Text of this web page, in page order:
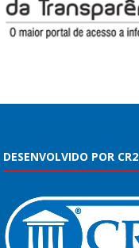
DESENVOLVIDO POR CR2